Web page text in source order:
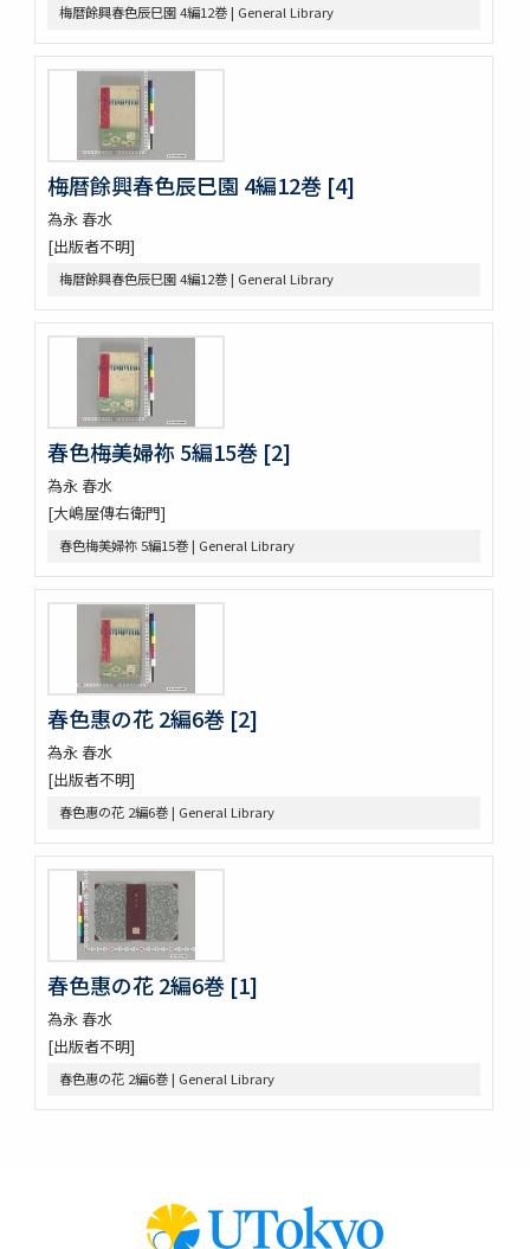
玉襷添紐下解
助辭音義考
言靈顕證圖
助辭音義考
古今集類辭 2巻
甲府新聞
論語 10巻
つれつれ 2巻
曽我物語 12巻
中華若木詩抄 4巻
倭名類聚鈔 20巻
令義解 10巻
論語 10巻
論語 10巻
立齋先生標題觧註音釋十八史畧 7巻
元亨釋書 30巻
論語 10巻
孟子 14巻
大學
中庸 1巻坿補音釋1巻
周易 9巻坿略例 2巻
塵添壒囊鈔 20巻
伊㔟 2巻
日本書紀抄 3巻
二十四孝
略要抄 3巻
倭玉篇 3巻 (存1巻)
大藏一覽集 10巻
唐三體詩註 3巻首1巻
新編排韻増廣事類氏族大全 10巻 (存1巻)
文選 60巻目録1巻
重刋貞和類聚祖苑聯芳集 10巻
大諸禮集 17巻
源氏物語 54巻
兀菴和尚語録
中庸章句詳説
帝鑑圖説 2巻
見聞軍抄 8巻 (存7巻)
書傳大全 10巻坿綱領1巻圖1巻
文獻通考 348巻首1巻 (存6巻)
梅暦餘興春色辰巳園 4編12巻 | General Library
梅暦餘興春色辰巳園 4編12巻 [4]
為永 春水
[出版者不明]
梅暦餘興春色辰巳園 4編12巻 | General Library
春色梅美婦祢 5編15巻 [2]
為永 春水
[大嶋屋傳右衛門]
春色梅美婦祢 5編15巻 | General Library
春色惠の花 2編6巻 [2]
為永 春水
[出版者不明]
春色惠の花 2編6巻 | General Library
春色惠の花 2編6巻 [1]
為永 春水
[出版者不明]
春色惠の花 2編6巻 | General Library